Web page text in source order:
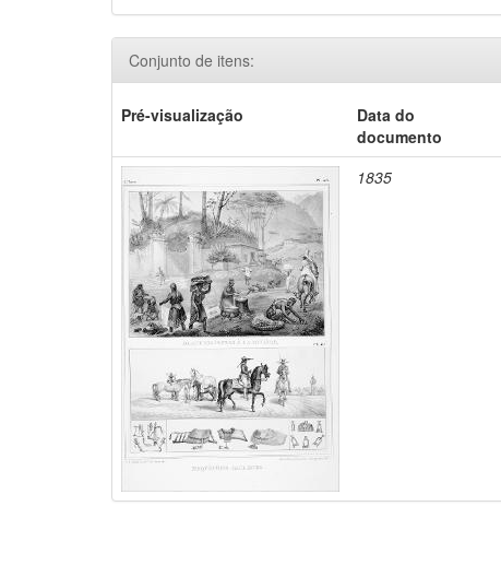
Conjunto de itens:
Pré-visualização
Data do
documento
1835